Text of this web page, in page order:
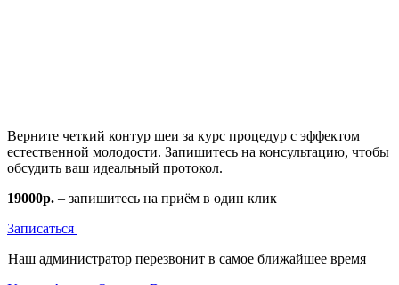
Верните четкий контур шеи за курс процедур с эффектом
естественной молодости. Запишитесь на консультацию, чтобы
обсудить ваш идеальный протокол.
19000р. – запишитесь на приём в один клик
Записаться
Наш администратор перезвонит в самое ближайшее время